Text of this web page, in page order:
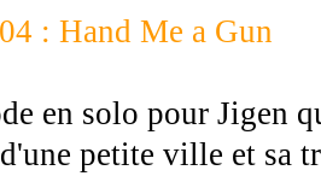
: Hand Me a Gun
en solo pour Jigen
petite ville et sa